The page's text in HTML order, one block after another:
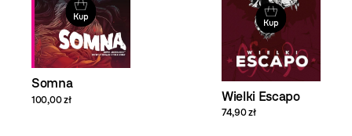
Kup
Somna
100,00 zł
Kup
Wielki Escapo
74,90 zł